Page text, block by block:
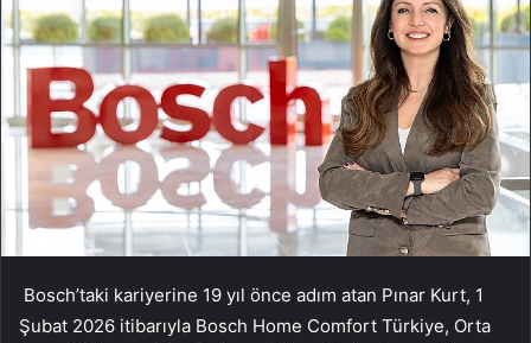
Bosch’taki kariyerine 19 yıl önce adım atan Pınar Kurt, 1
Şubat 2026 itibarıyla Bosch Home Comfort Türkiye, Orta